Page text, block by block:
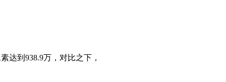
达到938.9万，对比之下，